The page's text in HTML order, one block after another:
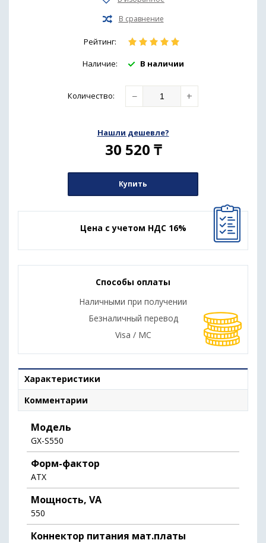
Рейтинг:
Наличие: В наличии
Количество: − +
Нашли дешевле?
30 520 ₸
Купить
Цена с учетом НДС 16%
Способы оплаты
Наличными при получении
Безналичный перевод
Visa / MC
Характеристики
Комментарии
Модель
GX-S550
Форм-фактор
ATX
Мощность, VA
550
Коннектор питания мат.платы